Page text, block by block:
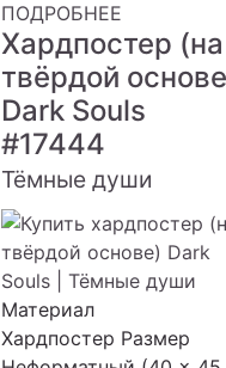
ПОДРОБНЕЕ
Хардпостер (на
твёрдой
Dark Souls
#17444
Тёмные души
Материал
Хардпостер Размер